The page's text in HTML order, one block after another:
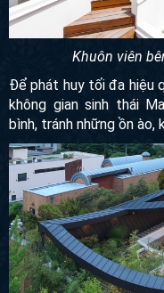
Khuôn viên
Để phát huy tối đa hiệu
không gian sinh thái
bình, tránh những ồn